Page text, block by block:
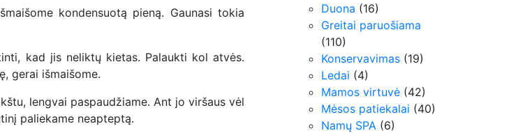
kondensuotą pieną. Gaunasi tokia
kad jis neliktų kietas. Palaukti kol atvės.
gerai išmaišome.
lengvai paspaudžiame. Ant jo viršaus vėl
paliekame neapteptą.
Duona (16)
Greitai paruošiama
(110)
Konservavimas (19)
Ledai (4)
Mamos virtuvė (42)
Mėsos patiekalai (40)
Namų SPA (6)